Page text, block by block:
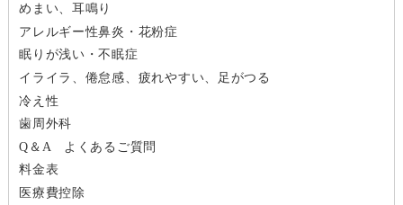
めまい、耳鳴り
アレルギー性鼻炎・花粉症
眠りが浅い・不眠症
イライラ、倦怠感、疲れやすい、足がつる
冷え性
歯周外科
Q＆A よくあるご質問
料金表
医療費控除